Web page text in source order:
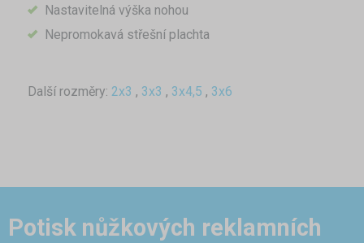
Nastavitelná výška nohou
Nepromokavá střešní plachta
Další rozměry: 2x3 , 3x3 , 3x4,5 , 3x6
Potisk nůžkových reklamních